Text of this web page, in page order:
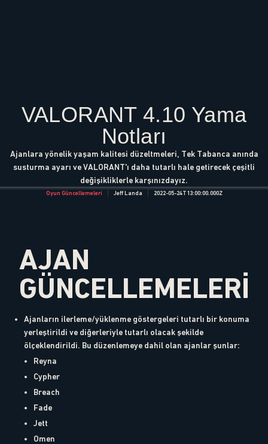
VALORANT 4.10 Yama
Notları
Ajanlara yönelik yaşam kalitesi düzeltmeleri, Tek Tabanca anında
susturma ayarı ve VALORANT'ı daha tutarlı hale getirecek çeşitli
değişikliklerle karşınızdayız.
Oyun Güncellemeleri Jeff Landa 2022-05-24T13:00:00.000Z
AJAN
GÜNCELLEMELERİ
Ajanların ilerleme/yüklenme göstergeleri tutarlı bir konuma
yerleştirildi ve diğerleriyle tutarlı olacak şekilde
ölçeklendirildi. Bu düzenlemeye dahil olan ajanlar şunlar:
Reyna
Cypher
Breach
Fade
Jett
Omen